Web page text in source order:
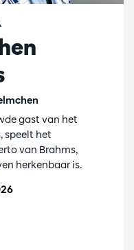
gast van het
speelt het
van Brahms,
herkenbaar is.